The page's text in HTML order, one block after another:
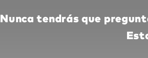
Nunca tendrás que